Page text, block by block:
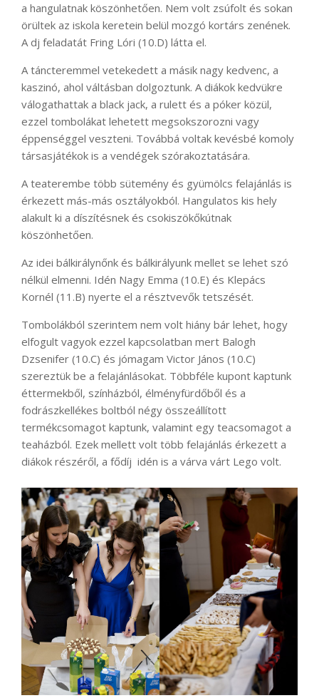
a hangulatnak köszönhetően. Nem volt zsúfolt és sokan
örültek az iskola keretein belül mozgó kortárs zenének.
A dj feladatát Fring Lóri (10.D) látta el.
A táncteremmel vetekedett a másik nagy kedvenc, a
kaszinó, ahol váltásban dolgoztunk. A diákok kedvükre
válogathattak a black jack, a rulett és a póker közül,
ezzel tombolákat lehetett megsokszorozni vagy
éppenséggel veszteni. Továbbá voltak kevésbé komoly
társasjátékok is a vendégek szórakoztatására.
A teaterembe több sütemény és gyümölcs felajánlás is
érkezett más-más osztályokból. Hangulatos kis hely
alakult ki a díszítésnek és csokiszökőkútnak
köszönhetően.
Az idei bálkirálynőnk és bálkirályunk mellet se lehet szó
nélkül elmenni. Idén Nagy Emma (10.E) és Klepács
Kornél (11.B) nyerte el a résztvevők tetszését.
Tombolákból szerintem nem volt hiány bár lehet, hogy
elfogult vagyok ezzel kapcsolatban mert Balogh
Dzsenifer (10.C) és jómagam Victor János (10.C)
szereztük be a felajánlásokat. Többféle kupont kaptunk
éttermekből, színházból, élményfürdőből és a
fodrászkellékes boltból négy összeállított
termékcsomagot kaptunk, valamint egy teacsomagot a
teaházból. Ezek mellett volt több felajánlás érkezett a
diákok részéről, a fődíj idén is a várva várt Lego volt.